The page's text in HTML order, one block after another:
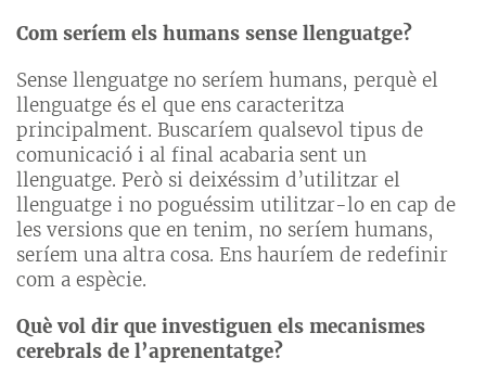
Com seríem els humans sense llenguatge?
Sense llenguatge no seríem humans, perquè el
llenguatge és el que ens caracteritza
principalment. Buscaríem qualsevol tipus de
comunicació i al final acabaria sent un
llenguatge. Però si deixéssim d’utilitzar el
llenguatge i no poguéssim utilitzar-lo en cap de
les versions que en tenim, no seríem humans,
seríem una altra cosa. Ens hauríem de redefinir
com a espècie.
Què vol dir que investiguen els mecanismes
cerebrals de l’aprenentatge?